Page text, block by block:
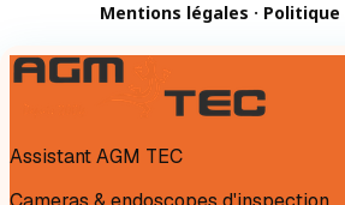
Mentions légales · Politique